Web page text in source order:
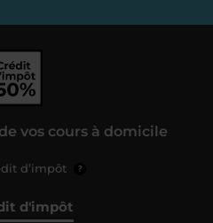
vos cours à domicile
d’impôt ?
d'impôt